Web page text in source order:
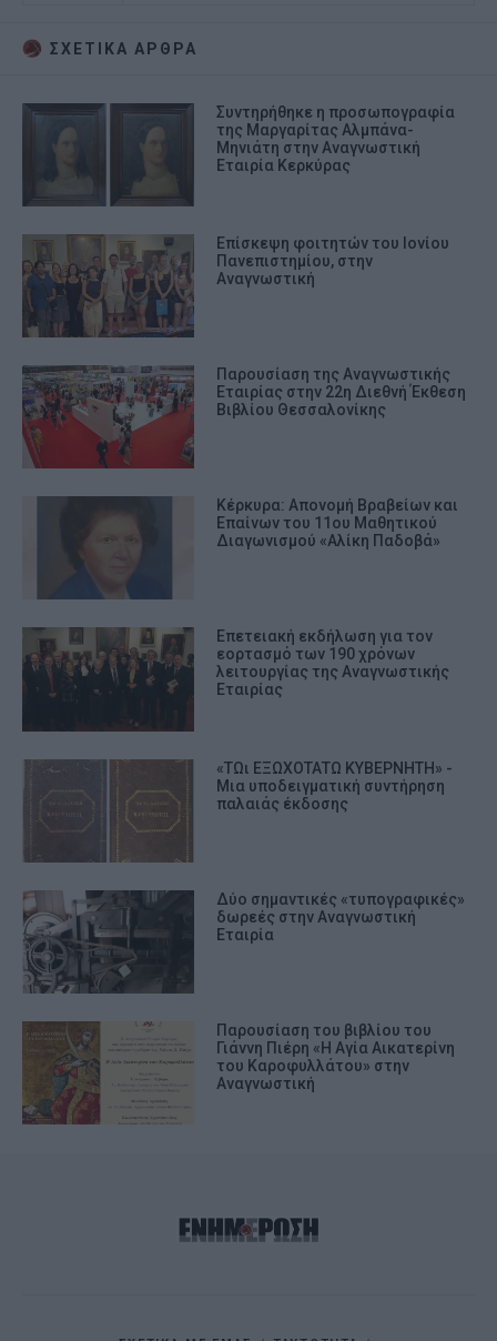
ΣΧΕΤΙΚA AΡΘΡΑ
Συντηρήθηκε η προσωπογραφία
της Μαργαρίτας Αλμπάνα-
Μηνιάτη στην Αναγνωστική
Εταιρία Κερκύρας
Επίσκεψη φοιτητών του Ιονίου
Πανεπιστημίου, στην
Αναγνωστική
Παρουσίαση της Αναγνωστικής
Εταιρίας στην 22η Διεθνή Έκθεση
Βιβλίου Θεσσαλονίκης
Κέρκυρα: Απονομή Βραβείων και
Επαίνων του 11ου Μαθητικού
Διαγωνισμού «Αλίκη Παδοβά»
Επετειακή εκδήλωση για τον
εορτασμό των 190 χρόνων
λειτουργίας της Αναγνωστικής
Εταιρίας
«ΤΩι ΕΞΩΧΟΤΑΤΩ ΚΥΒΕΡΝΗΤΗ» -
Μια υποδειγματική συντήρηση
παλαιάς έκδοσης
Δύο σημαντικές «τυπογραφικές»
δωρεές στην Αναγνωστική
Εταιρία
Παρουσίαση του βιβλίου του
Γιάννη Πιέρη «Η Αγία Αικατερίνη
του Καροφυλλάτου» στην
Αναγνωστική